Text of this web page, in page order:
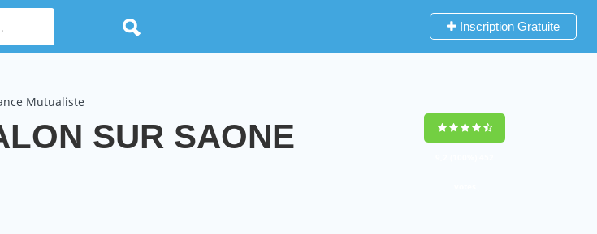
Inscription Gratuite
Mutualiste
SUR SAONE